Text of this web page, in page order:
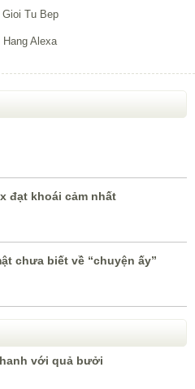
đạt khoái cảm nhất
chưa biết về “chuyện ấy”
với quả bưởi